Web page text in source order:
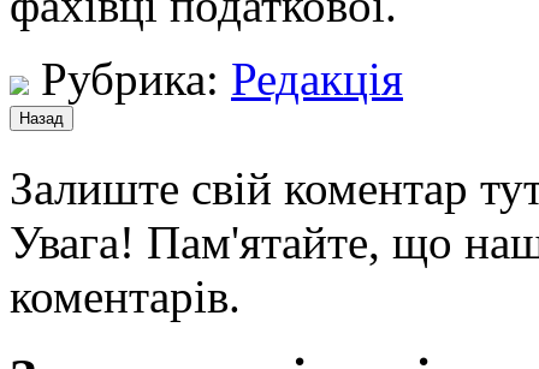
Рубрика: Редакція
Залиште свій коментар
Увага! Пам'ятайте, що
коментарів.